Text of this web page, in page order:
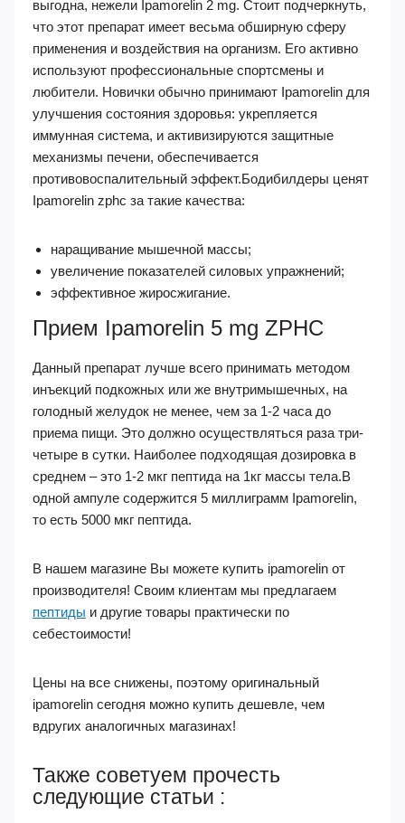
выгодна, нежели Ipamorelin 2 mg. Стоит подчеркнуть,
что этот препарат имеет весьма обширную сферу
применения и воздействия на организм. Его активно
используют профессиональные спортсмены и
любители. Новички обычно принимают Ipamorelin для
улучшения состояния здоровья: укрепляется
иммунная система, и активизируются защитные
механизмы печени, обеспечивается
противовоспалительный эффект.Бодибилдеры ценят
Ipamorelin zphc за такие качества:
наращивание мышечной массы;
увеличение показателей силовых упражнений;
эффективное жиросжигание.
Прием Ipamorelin 5 mg ZPHC
Данный препарат лучше всего принимать методом
инъекций подкожных или же внутримышечных, на
голодный желудок не менее, чем за 1-2 часа до
приема пищи. Это должно осуществляться раза три-
четыре в сутки. Наиболее подходящая дозировка в
среднем – это 1-2 мкг пептида на 1кг массы тела.В
одной ампуле содержится 5 миллиграмм Ipamorelin,
то есть 5000 мкг пептида.
В нашем магазине Вы можете купить ipamorelin от
производителя! Своим клиентам мы предлагаем
пептиды и другие товары практически по
себестоимости!
Цены на все снижены, поэтому оригинальный
ipamorelin сегодня можно купить дешевле, чем
вдругих аналогичных магазинах!
Также советуем прочесть
следующие статьи :